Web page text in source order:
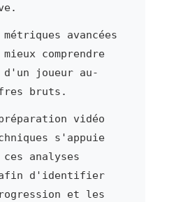
avancées
comprendre
joueur au-
bruts.
vidéo
s'appuie
analyses
d'identifier
et les